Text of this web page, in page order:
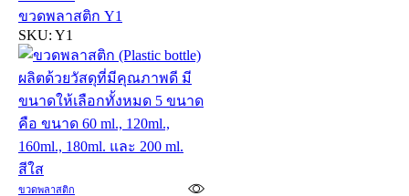
ขวดพลาสติก Y1
SKU: Y1
ขวดพลาสติก